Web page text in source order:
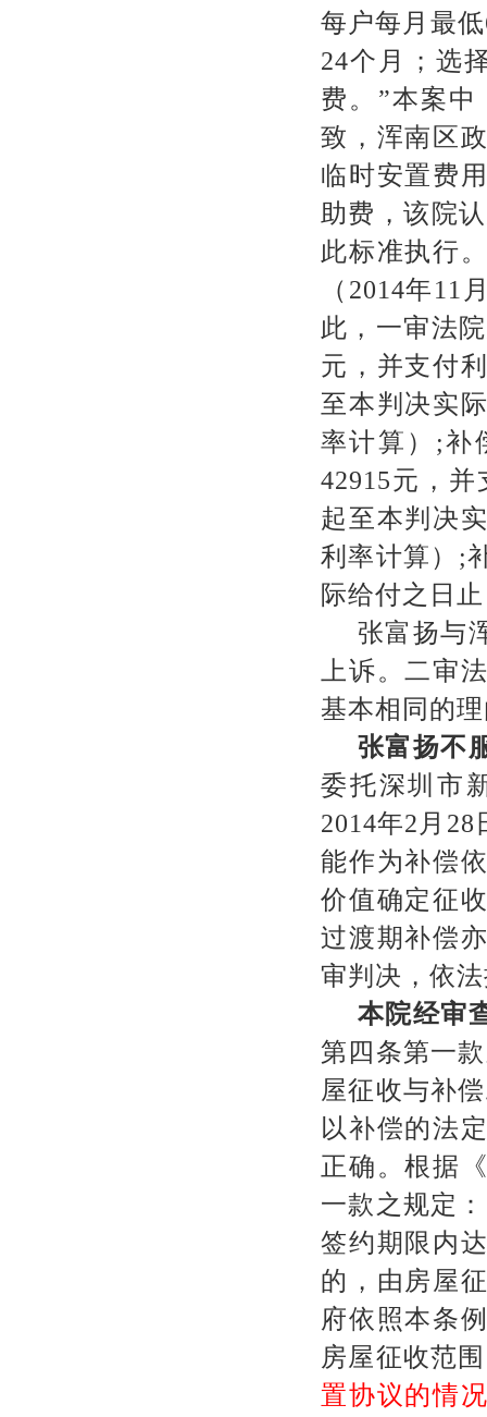
每户每月最低
24个月；选
费。 ”本案中
致，浑南区
临时安置费
助费，该院
此标准执行
（ 2014年11
此，一审法
元，并支付
至本判决实
率计算） ;补
42915元，并
起至本判决
利率计算） ;
际给付之日
张富扬与
上诉。二审
基本相同的
张富扬不
委托深圳市
2014年2 月 28
能作为补偿
价值确定征
过渡期补偿
审判决，依
本院经审
第四条第一
屋征收与补
以补偿的法
正确。根据
一款之规定：
签约期限内
的，由房屋
府依照本条
房屋征收范
置协议的情